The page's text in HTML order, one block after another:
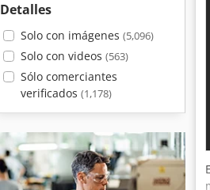
Detalles
Solo con imágenes (5,096)
Solo con videos (563)
Sólo comerciantes
verificados (1,178)